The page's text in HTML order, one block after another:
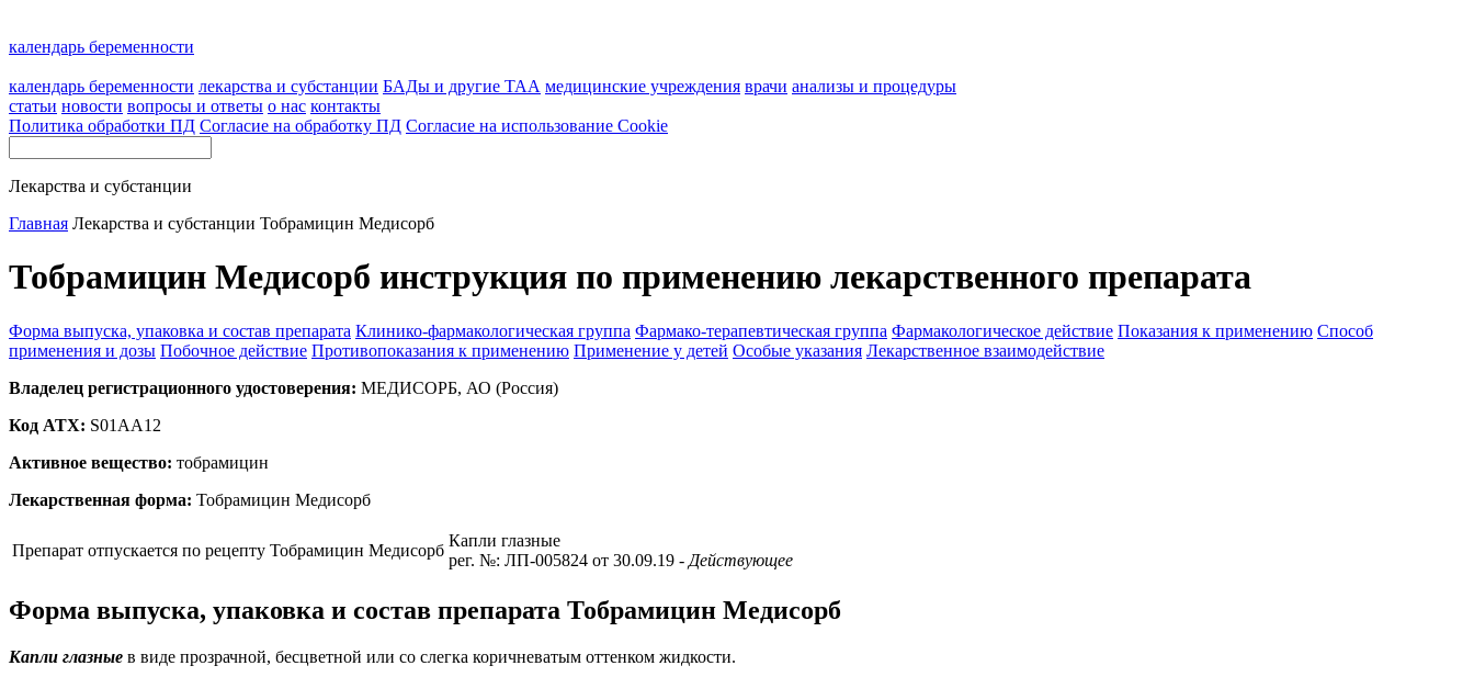
календарь беременности
календарь беременности лекарства и субстанции БАДы и другие ТАА медицинские учреждения врачи анализы и процедуры
статьи новости вопросы и ответы о нас контакты
Политика обработки ПД Согласие на обработку ПД Согласие на использование Cookie
Лекарства и субстанции
Главная Лекарства и субстанции Тобрамицин Медисорб
Тобрамицин Медисорб инструкция по применению лекарственного препарата
Форма выпуска, упаковка и состав препарата Клинико-фармакологическая группа Фармако-терапевтическая группа Фармакологическое действие Показания к применению Способ
применения и дозы Побочное действие Противопоказания к применению Применение у детей Особые указания Лекарственное взаимодействие
Владелец регистрационного удостоверения: МЕДИСОРБ, АО (Россия)
Код ATX: S01AA12
Активное вещество: тобрамицин
Лекарственная форма: Тобрамицин Медисорб
Препарат отпускается по рецепту Тобрамицин Медисорб
Капли глазные
рег. №: ЛП-005824 от 30.09.19 - Действующее
Форма выпуска, упаковка и состав препарата Тобрамицин Медисорб
Капли глазные в виде прозрачной, бесцветной или со слегка коричневатым оттенком жидкости.